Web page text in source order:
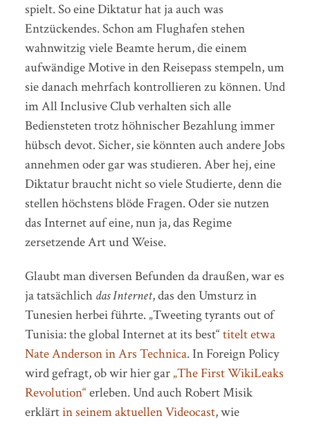
spielt. So eine Diktatur hat ja auch was
Entzückendes. Schon am Flughafen stehen
wahnwitzig viele Beamte herum, die einem
aufwändige Motive in den Reisepass stempeln, um
sie danach mehrfach kontrollieren zu können. Und
im All Inclusive Club verhalten sich alle
Bediensteten trotz höhnischer Bezahlung immer
hübsch devot. Sicher, sie könnten auch andere Jobs
annehmen oder gar was studieren. Aber hej, eine
Diktatur braucht nicht so viele Studierte, denn die
stellen höchstens blöde Fragen. Oder sie nutzen
das Internet auf eine, nun ja, das Regime
zersetzende Art und Weise.
Glaubt man diversen Befunden da draußen, war es
ja tatsächlich das Internet, das den Umsturz in
Tunesien herbei führte. „Tweeting tyrants out of
Tunisia: the global Internet at its best“titelt etwa
Nate Anderson in Ars Technica. In Foreign Policy
wird gefragt, ob wir hier gar„The First WikiLeaks
Revolution“erleben. Und auch Robert Misik
erklärtin seinem aktuellen Videocast, wie